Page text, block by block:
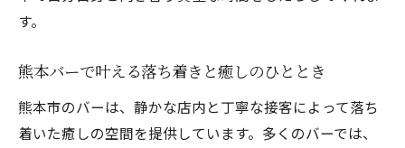
一人でも安心してくつろげるバーの魅力
熊本バーでリラックスするためのコツ
大人の交流が生まれるバーの特徴とは
す。
熊本バーで叶える落ち着きと癒しのひととき
熊本市のバーは、静かな店内と丁寧な接客によって落ち
着いた癒しの空間を提供しています。多くのバーでは、